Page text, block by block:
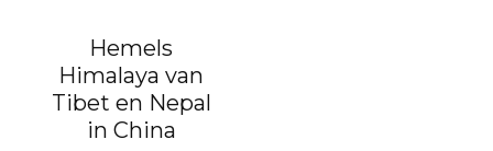
Hemels
Himalaya van
Tibet en Nepal
in China